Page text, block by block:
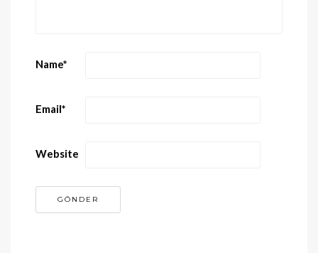
Name*
Email*
Website